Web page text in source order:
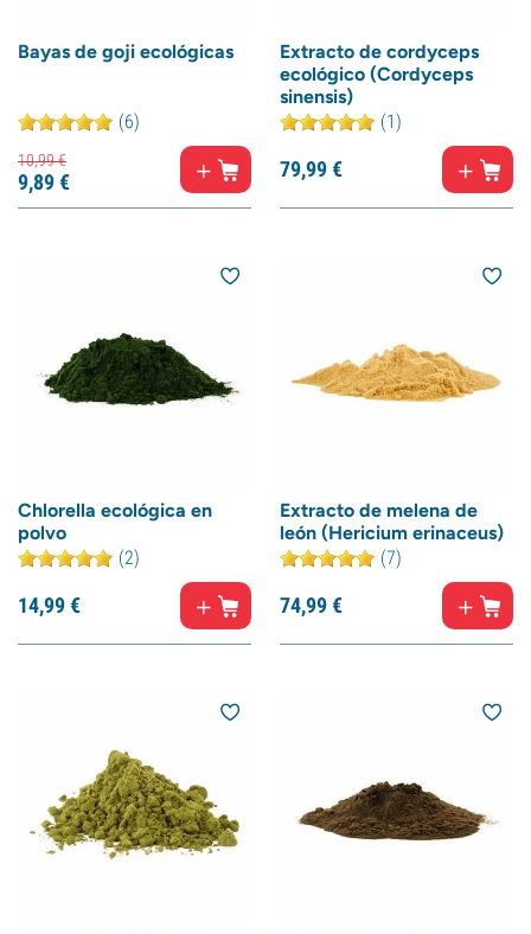
Bayas de goji ecológicas
(6)
10,99€
9,89€
Extracto de cordyceps
ecológico (Cordyceps
sinensis)
(1)
79,99€
Chlorella ecológica en
polvo
(2)
14,99€
Extracto de melena de
león (Hericium erinaceus)
(7)
74,99€